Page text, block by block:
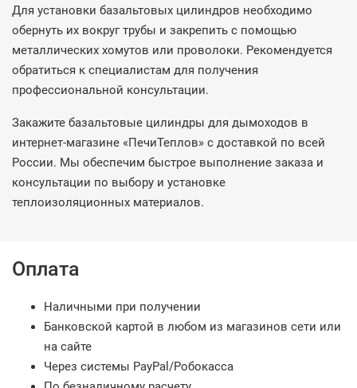
Для установки базальтовых цилиндров необходимо
обернуть их вокруг трубы и закрепить с помощью
металлических хомутов или проволоки. Рекомендуется
обратиться к специалистам для получения
профессиональной консультации.
Закажите базальтовые цилиндры для дымоходов в
интернет-магазине «ПечиТеплов» с доставкой по всей
России. Мы обеспечим быстрое выполнение заказа и
консультации по выбору и установке
теплоизоляционных материалов.
Оплата
Наличными при получении
Банковской картой в любом из магазинов сети или
на сайте
Через системы PayPal/Робокасса